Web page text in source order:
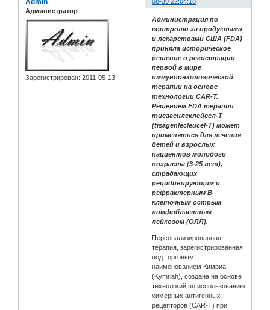
Admin
Администратор
Зарегистрирован: 2011-05-13
Администрация по
контролю за продуктами
и лекарствами США (FDA)
приняла историческое
решение о регистрации
первой в мире
иммуноонкологической
терапии на основе
технологии CAR-T.
Решением FDA терапия
тисагенлеклейсел-T
(tisagenlecleucel-T) может
применяться для лечения
детей и взрослых
пациентов молодого
возраста (3-25 лет),
страдающих
рецидивирующим и
рефрактерным В-
клеточным острым
лимфобластным
лейкозом (ОЛЛ).
Персонализированная
терапия, зарегистрированная
под торговым
наименованием Кимриа
(Kymriah), создана на основе
технологий по использованию
химерных антигенных
рецепторов (CAR-T) при